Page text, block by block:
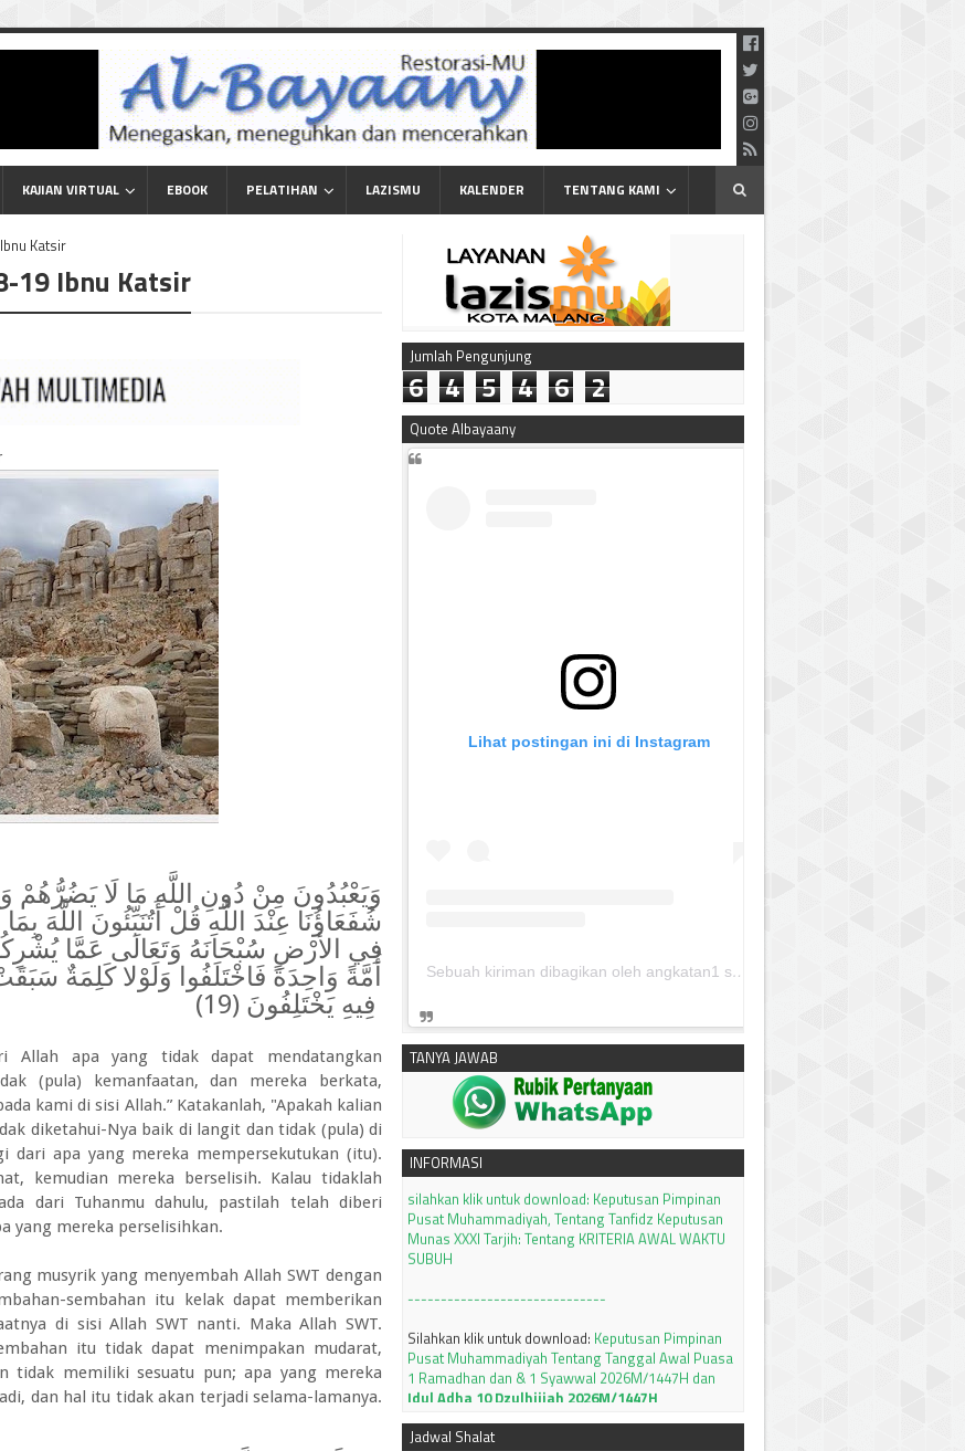
KAJIAN VIRTUAL EBOOK PELATIHAN LAZISMU KALENDER TENTANG KAMI
Katsir
19 Ibnu Katsir
وَيَعْبُدُونَ مِنْ دُونِ اللَّهِ مَا لَا يَضُرُّهُمْ
شُفَعَاؤُنَا عِنْدَ اللَّهِ قُلْ أَتُنَبِّئُونَ اللَّهَ
أُمَّةً وَاحِدَةً فَاخْتَلَفُوا وَلَوْلا كَلِمَةٌ
Allah apa yang tidak dapat mendatangkan
(pula) kemanfaatan, dan mereka berkata,
kami di sisi Allah.” Katakanlah, "Apakah kalian
diketahui-Nya baik di langit dan tidak (pula) di
dari apa yang mereka mempersekutukan (itu).
kemudian mereka berselisih. Kalau tidaklah
dari Tuhanmu dahulu, pastilah telah diberi
yang mereka perselisihkan.
musyrik yang menyembah Allah SWT dengan
sembahan itu kelak dapat memberikan
di sisi Allah SWT nanti. Maka Allah SWT.
itu tidak dapat menimpakan mudarat,
tidak memiliki sesuatu pun; apa yang mereka
dan hal itu tidak akan terjadi selama-lamanya.
Jumlah Pengunjung
6 4 5 4 6 2
Quote Albayaany
Lihat postingan ini di Instagram
Sebuah kiriman dibagikan oleh angkatan1 skmm 2020 (@albayaanyinfo)
TANYA JAWAB
INFORMASI
silahkan klik untuk download:
Pusat Muhammadiyah, Tentang Tanfidz Keputusan
Munas XXXI Tarjih: Tentang KRITERIA AWAL WAKTU
SUBUH
------------------------------
Silahkan klik untuk download:Keputusan Pimpinan
1 Ramadhan dan & 1 Syawwal 2026M/1447H dan
Idul Adha 10 Dzulhijjah 2026M/1447H
Tutorial setting tambahan waktu subuh 8 menit
dengan apllikasi PRAYER TIMES and QIBLASilahkan
KLIK
Jadwal Shalat